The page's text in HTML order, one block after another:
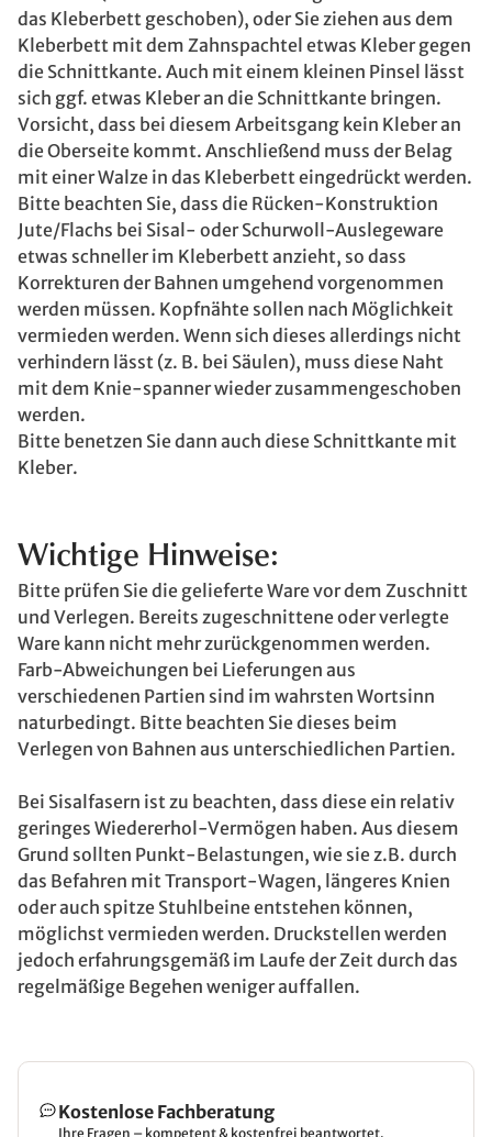
das Kleberbett geschoben), oder Sie ziehen aus dem
Kleberbett mit dem Zahnspachtel etwas Kleber gegen
die Schnittkante. Auch mit einem kleinen Pinsel lässt
sich ggf. etwas Kleber an die Schnittkante bringen.
Vorsicht, dass bei diesem Arbeitsgang kein Kleber an
die Oberseite kommt. Anschließend muss der Belag
mit einer Walze in das Kleberbett eingedrückt werden.
Bitte beachten Sie, dass die Rücken-Konstruktion
Jute/Flachs bei Sisal- oder Schurwoll-Auslegeware
etwas schneller im Kleberbett anzieht, so dass
Korrekturen der Bahnen umgehend vorgenommen
werden müssen. Kopfnähte sollen nach Möglichkeit
vermieden werden. Wenn sich dieses allerdings nicht
verhindern lässt (z. B. bei Säulen), muss diese Naht
mit dem Knie-spanner wieder zusammengeschoben
werden.
Bitte benetzen Sie dann auch diese Schnittkante mit
Kleber.
Wichtige Hinweise:
Bitte prüfen Sie die gelieferte Ware vor dem Zuschnitt
und Verlegen. Bereits zugeschnittene oder verlegte
Ware kann nicht mehr zurückgenommen werden.
Farb-Abweichungen bei Lieferungen aus
verschiedenen Partien sind im wahrsten Wortsinn
naturbedingt. Bitte beachten Sie dieses beim
Verlegen von Bahnen aus unterschiedlichen Partien.
Bei Sisalfasern ist zu beachten, dass diese ein relativ
geringes Wiedererhol-Vermögen haben. Aus diesem
Grund sollten Punkt-Belastungen, wie sie z.B. durch
das Befahren mit Transport-Wagen, längeres Knien
oder auch spitze Stuhlbeine entstehen können,
möglichst vermieden werden. Druckstellen werden
jedoch erfahrungsgemäß im Laufe der Zeit durch das
regelmäßige Begehen weniger auffallen.
Kostenlose Fachberatung
Ihre Fragen – kompetent & kostenfrei beantwortet.